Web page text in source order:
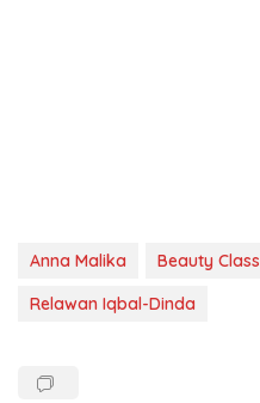
Anna Malika Beauty Class
Relawan Iqbal-Dinda